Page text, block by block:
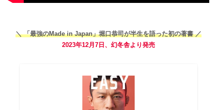
＼ 「最強のMade in Japan」堀口恭司が半生を語った初の著書 ／
2023年12月7日、幻冬舎より発売